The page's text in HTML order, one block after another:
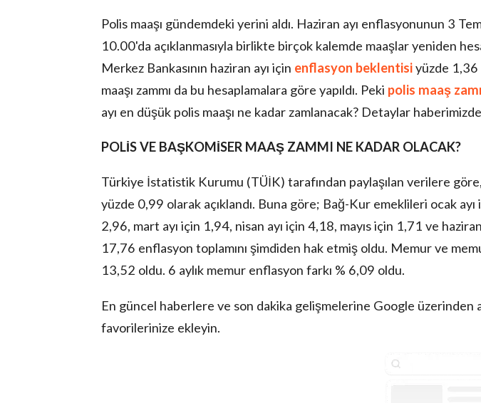
Polis maaşı gündemdeki yerini aldı. Haziran ayı enflasyonunun 3
10.00'da açıklanmasıyla birlikte birçok kalemde maaşlar yeniden
Merkez Bankasının haziran ayı için enflasyon beklentisiyüzde 1,36
maaşı zammı da bu hesaplamalara göre yapıldı. Peki polis maaş
ayı en düşük polis maaşı ne kadar zamlanacak? Detaylar
POLİS VE BAŞKOMİSER MAAŞ ZAMMI NE KADAR OLACAK?
Türkiye İstatistik Kurumu (TÜİK) tarafından paylaşılan verilere
yüzde 0,99 olarak açıklandı. Buna göre; Bağ-Kur emeklileri ocak
2,96, mart ayı için 1,94, nisan ayı için 4,18, mayıs için 1,71 ve
17,76 enflasyon toplamını şimdiden hak etmiş oldu. Memur ve
13,52 oldu. 6 aylık memur enflasyon farkı % 6,09 oldu.
En güncel haberlere ve son dakika gelişmelerine Google üzerinden
favorilerinize ekleyin.